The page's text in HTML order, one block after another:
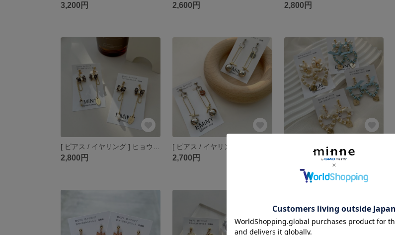
3,200円 2,600円 2,800円
2,800円 2,700円